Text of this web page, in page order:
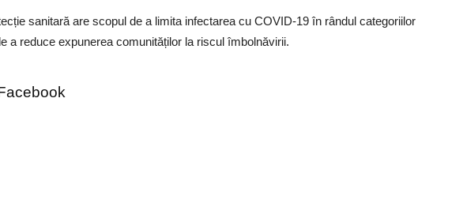
sanitară are scopul de a limita infectarea cu COVID-19 în rândul categoriilor
a reduce expunerea comunităților la riscul îmbolnăvirii.